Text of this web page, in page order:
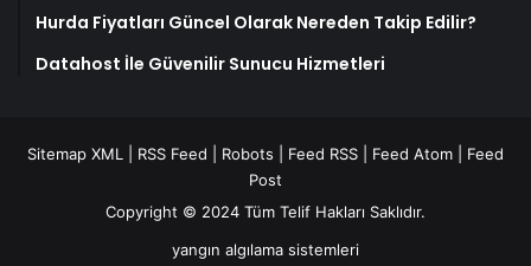
Hurda Fiyatları Güncel Olarak Nereden Takip Edilir?
Datahost İle Güvenilir Sunucu Hizmetleri
Sitemap XML RSS Feed Robots Feed RSS Feed Atom
Feed
Post
Copyright © 2024 Tüm Telif Hakları Saklıdır.
yangın algılama sistemleri